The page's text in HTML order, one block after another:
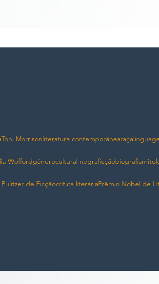
Toni Morrisonliteratura contemporânearaça
Woffordgênerocultural negraficçãobiografia
de Ficçãocrítica literáriaPrêmio Nobel de